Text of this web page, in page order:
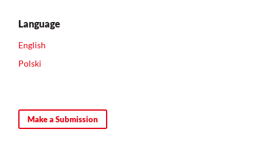
Language
English
Polski
Make a Submission